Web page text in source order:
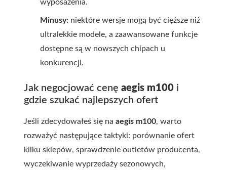
wyposażenia.
Minusy: niektóre wersje mogą być cięższe niż
ultralekkie modele, a zaawansowane funkcje
dostępne są w nowszych chipach u
konkurencji.
Jak negocjować cenę aegis m100 i
gdzie szukać najlepszych ofert
Jeśli zdecydowałeś się na aegis m100, warto
rozważyć następujące taktyki: porównanie ofert
kilku sklepów, sprawdzenie outletów producenta,
wyczekiwanie wyprzedaży sezonowych,